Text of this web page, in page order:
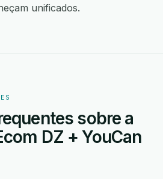
unificados.
sobre a
DZ + YouCan